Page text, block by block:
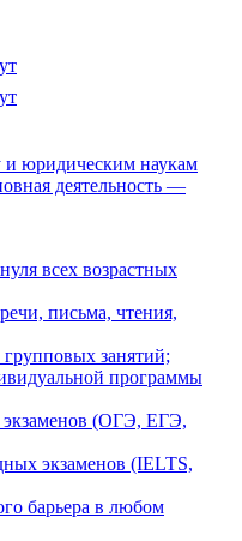
и юридическим наукам
деятельность —
всех возрастных
письма, чтения,
занятий;
программы
экзаменов (ОГЭ, ЕГЭ,
экзаменов (IELTS,
барьера в любом